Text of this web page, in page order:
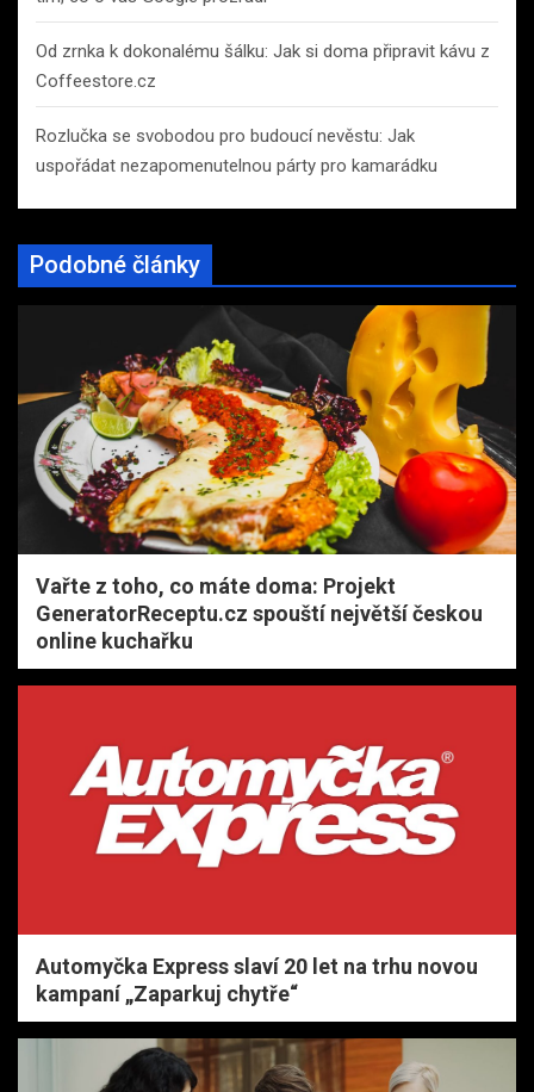
Od zrnka k dokonalému šálku: Jak si doma připravit kávu z
Coffeestore.cz
Rozlučka se svobodou pro budoucí nevěstu: Jak
uspořádat nezapomenutelnou párty pro kamarádku
Podobné články
Vařte z toho, co máte doma: Projekt
GeneratorReceptu.cz spouští největší českou
online kuchařku
Automyčka Express slaví 20 let na trhu novou
kampaní „Zaparkuj chytře“